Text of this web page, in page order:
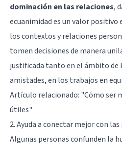
dominación en las relaciones,
ecuanimidad es un valor
los contextos y relaciones
tomen decisiones de manera
justificada tanto en el ámbito de
amistades, en los trabajos en
Artículo relacionado: "Cómo ser
útiles"
2. Ayuda a conectar mejor con
Algunas personas confunden la